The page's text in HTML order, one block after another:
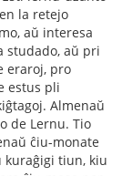
la retejo
aŭ interesa
studado, aŭ pri
eraroj, pro
estus pli
Almenaŭ
de Lernu. Tio
ĉiu-monate
kuraĝigi tiun, kiu